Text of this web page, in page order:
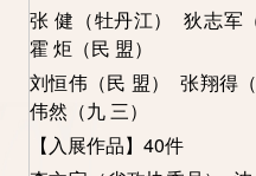
张 健（牡丹江） 狄志军
霍 炬（民 盟）
刘恒伟（民 盟） 张翔得
伟然（九 三）
【入展作品】40件